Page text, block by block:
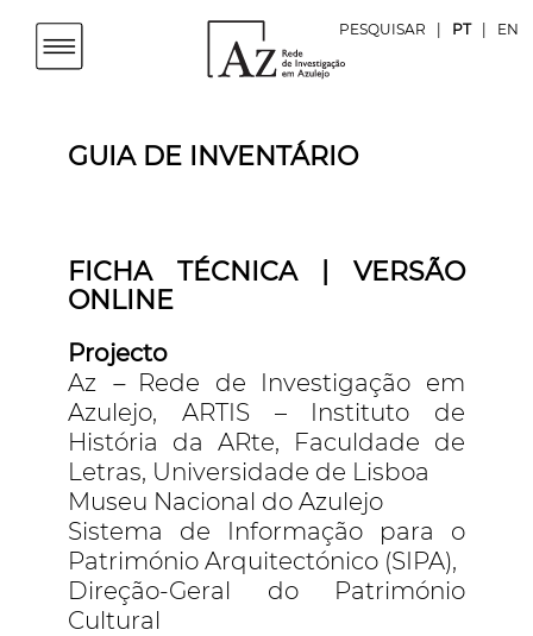
PESQUISAR PT EN
GUIA DE INVENTÁRIO
FICHA TÉCNICA | VERSÃO
ONLINE
Projecto
Az –Rede de Investigação em
Azulejo, ARTIS – Instituto de
História da ARte, Faculdade de
Letras, Universidade de Lisboa
Museu Nacional do Azulejo
Sistema de Informação para o
Património Arquitectónico (SIPA),
Direção-Geral do Património
Cultural